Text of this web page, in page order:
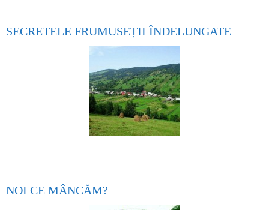
SECRETELE FRUMUSEȚII ÎNDELUNGATE
NOI CE MÂNCĂM?